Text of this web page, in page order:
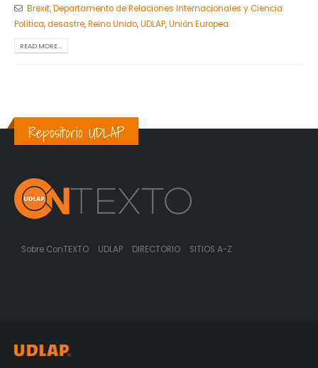
Brexit,Departamento de Relaciones Internacionales y Ciencia
Política,desastre,Reino Unido,UDLAP,Unión Europea
READ MORE...
Repositorio UDLAP
Sobre ConTEXTO UDLAP DIRECTORIO SITIOS A-Z